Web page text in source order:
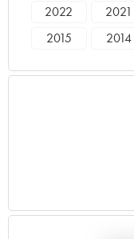
2022 2021
2015
2014